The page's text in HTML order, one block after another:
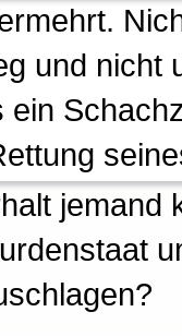
und nicht
jemand